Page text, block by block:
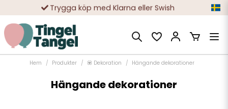
Trygga köp med Klarna eller Swish
10 000-tals nöjda kunder
Hem Produkter 💟 Dekoration Hängande dekorationer
Hängande dekorationer